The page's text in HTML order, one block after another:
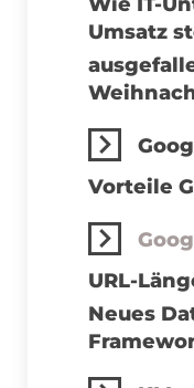
Umsatz
Vorteile
URL-
Neues